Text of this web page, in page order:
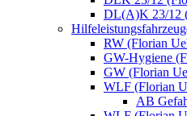
DL(A)K 23/12
RW (Florian
GW-Hygiene
GW (Florian
WLF (Florian
AB